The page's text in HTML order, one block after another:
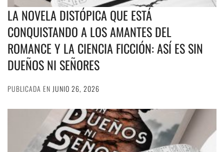
LA NOVELA DISTÓPICA QUE ESTÁ
CONQUISTANDO A LOS AMANTES DEL
ROMANCE Y LA CIENCIA FICCIÓN: ASÍ ES SIN
DUEÑOS NI SEÑORES
PUBLICADA EN JUNIO 26, 2026